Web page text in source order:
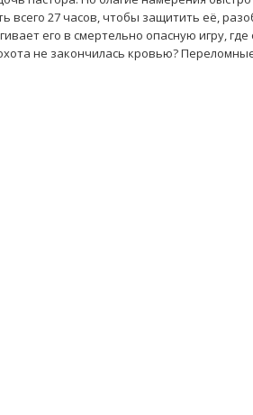
всего 27 часов, чтобы защитить её,
его в смертельно опасную игру,
не закончилась кровью?